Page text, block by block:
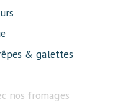
& galettes
nos fromages